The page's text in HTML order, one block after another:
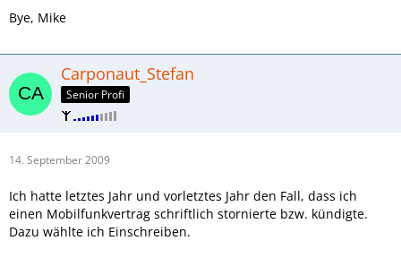
Bye, Mike
Carponaut_Stefan
Senior Profi
14. September 2009
Ich hatte letztes Jahr und vorletztes Jahr den Fall, dass ich
einen Mobilfunkvertrag schriftlich stornierte bzw. kündigte.
Dazu wählte ich Einschreiben.